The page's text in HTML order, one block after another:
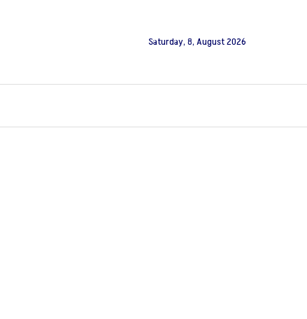
Saturday, 8, August 2026